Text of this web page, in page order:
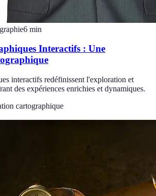
6 min
Interactifs : Une
interactifs redéfinissent l'exploration et
des expériences enrichies et dynamiques.
cartographique